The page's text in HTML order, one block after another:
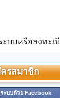
บบหรือลงทะเ
รสมาชิก
ะบบด้วย Facebook